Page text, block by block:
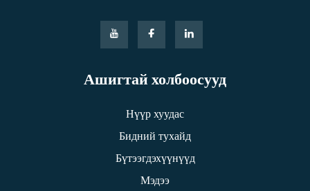
Ашигтай холбоосууд
Нүүр хуудас
Бидний тухайд
Бүтээгдэхүүнүүд
Мэдээ